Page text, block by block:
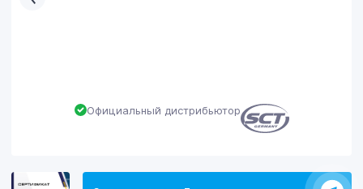
Официальный дистрибьютор